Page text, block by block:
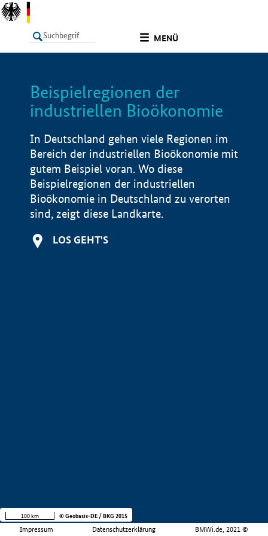
MENÜ
LISTE
Beispielregionen der
industriellen Bioökonomie
In Deutschland gehen viele Regionen im
Bereich der industriellen Bioökonomie mit
gutem Beispiel voran. Wo diese
Beispielregionen der industriellen
Bioökonomie in Deutschland zu verorten
sind, zeigt diese Landkarte.
LOS GEHT'S
Impressum Datenschutzerklärung BMWi.de, 2021 ©
100 km © Geobasis-DE / BKG 2015